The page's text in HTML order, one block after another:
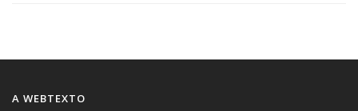
A WEBTEXTO